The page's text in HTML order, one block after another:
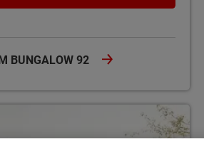
BUNGALOW 92
Ebene individuell gestaltbar massiv